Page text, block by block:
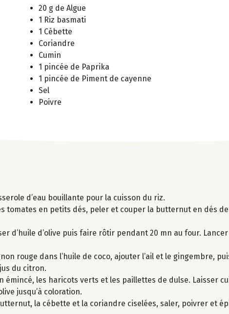
20 g de Algue
1 Riz basmati
1 Cébette
Coriandre
Cumin
1 pincée de Paprika
1 pincée de Piment de cayenne
Sel
Poivre
d’eau bouillante pour la cuisson du riz.
tomates en petits dés, peler et couper la butternut en dés de
d’huile d’olive puis faire rôtir pendant 20 mn au four. Lancer
rouge dans l’huile de coco, ajouter l’ail et le gingembre,
du citron.
les haricots verts et les paillettes de dulse. Laisser
jusqu’à coloration.
la cébette et la coriandre ciselées, saler, poivrer et